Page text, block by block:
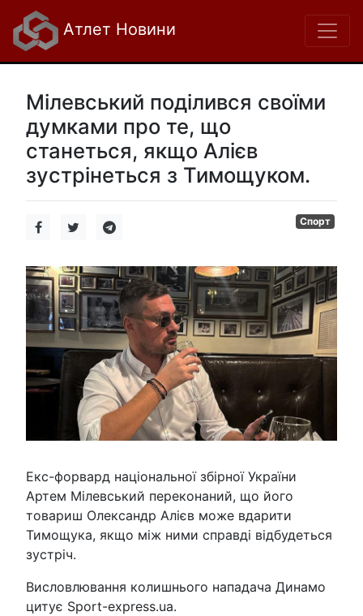
Атлет Новини
Мілевський поділився своїми
думками про те, що
станеться, якщо Алієв
зустрінеться з Тимощуком.
Спорт
Екс-форвард національної збірної України
Артем Мілевський переконаний, що його
товариш Олександр Алієв може вдарити
Тимощука, якщо між ними справді відбудеться
зустріч.
Висловлювання колишнього нападача Динамо
цитує Sport-express.ua.